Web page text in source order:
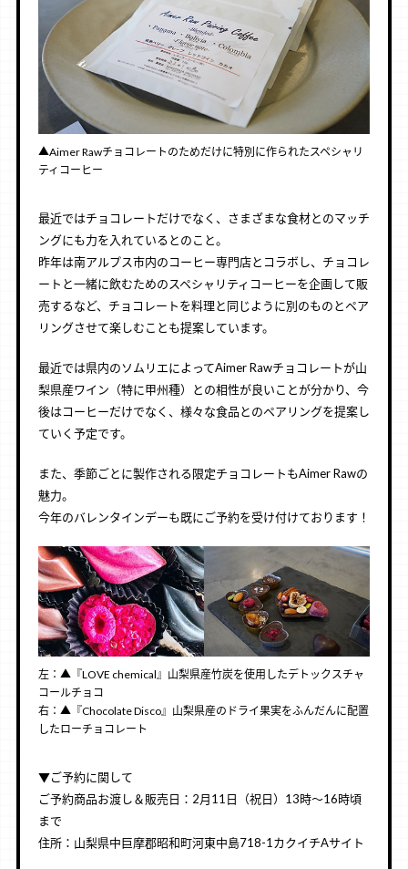
▲Aimer Rawチョコレートのためだけに特別に作られたスペシャリ
ティコーヒー
最近ではチョコレートだけでなく、さまざまな食材とのマッチ
ングにも力を入れているとのこと。
昨年は南アルプス市内のコーヒー専門店とコラボし、チョコレ
ートと一緒に飲むためのスペシャリティコーヒーを企画して販
売するなど、チョコレートを料理と同じように別のものとペア
リングさせて楽しむことも提案しています。
最近では県内のソムリエによってAimer Rawチョコレートが山
梨県産ワイン（特に甲州種）との相性が良いことが分かり、今
後はコーヒーだけでなく、様々な食品とのペアリングを提案し
ていく予定です。
また、季節ごとに製作される限定チョコレートもAimer Rawの
魅力。
今年のバレンタインデーも既にご予約を受け付けております！
左：▲『LOVE chemical』山梨県産竹炭を使用したデトックスチャ
コールチョコ
右：▲『Chocolate Disco』山梨県産のドライ果実をふんだんに配置
したローチョコレート
▼ご予約に関して
ご予約商品お渡し＆販売日：2月11日（祝日）13時〜16時頃
まで
住所：山梨県中巨摩郡昭和町河東中島718-1カクイチAサイト